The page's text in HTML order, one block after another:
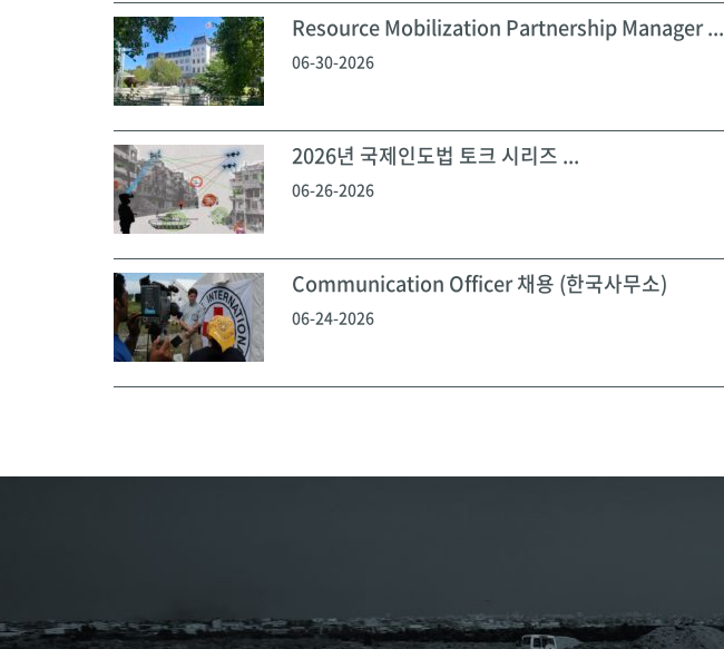
Resource Mobilization Partnership Manager ...
06-30-2026
2026년 국제인도법 토크 시리즈 ...
06-26-2026
Communication Officer 채용 (한국사무소)
06-24-2026